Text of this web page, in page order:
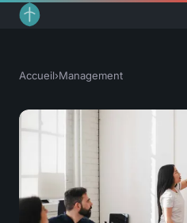
Accueil›Management